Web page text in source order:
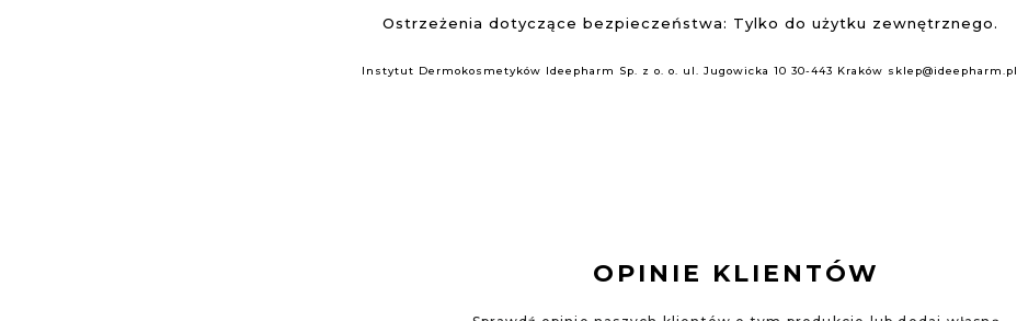
Ostrzeżenia dotyczące bezpieczeństwa: Tylko do użytku zewnętrznego.
Instytut Dermokosmetyków Ideepharm Sp. z o. o. ul. Jugowicka 10 30-443 Kraków sklep@ideepharm.pl
OPINIE KLIENTÓW